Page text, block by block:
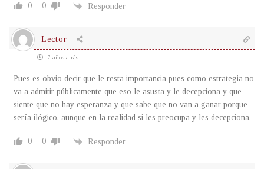
0 0 Responder
Lector
7 años atrás
Pues es obvio decir que le resta importancia pues como estrategia no
va a admitir públicamente que eso le asusta y le decepciona y que
siente que no hay esperanza y que sabe que no van a ganar porque
sería ilógico, aunque en la realidad si les preocupa y les decepciona.
0 0 Responder